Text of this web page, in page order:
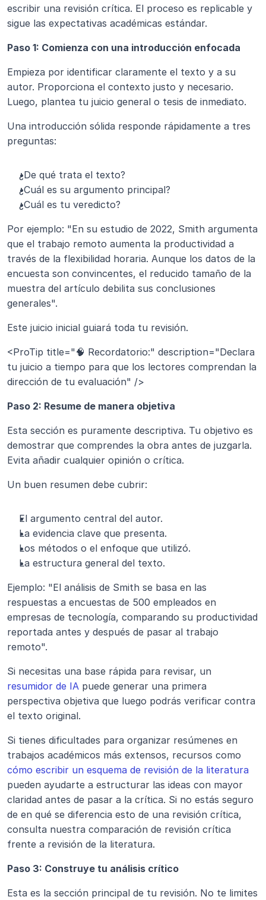
escribir una revisión crítica. El proceso es replicable y
sigue las expectativas académicas estándar.
Paso 1: Comienza con una introducción enfocada
Empieza por identificar claramente el texto y a su
autor. Proporciona el contexto justo y necesario.
Luego, plantea tu juicio general o tesis de inmediato.
Una introducción sólida responde rápidamente a tres
preguntas:
¿De qué trata el texto?
¿Cuál es su argumento principal?
¿Cuál es tu veredicto?
Por ejemplo: "En su estudio de 2022, Smith argumenta
que el trabajo remoto aumenta la productividad a
través de la flexibilidad horaria. Aunque los datos de la
encuesta son convincentes, el reducido tamaño de la
muestra del artículo debilita sus conclusiones
generales".
Este juicio inicial guiará toda tu revisión.
<ProTip title="🧠 Recordatorio:" description="Declara
tu juicio a tiempo para que los lectores comprendan la
dirección de tu evaluación" />
Paso 2: Resume de manera objetiva
Esta sección es puramente descriptiva. Tu objetivo es
demostrar que comprendes la obra antes de juzgarla.
Evita añadir cualquier opinión o crítica.
Un buen resumen debe cubrir:
El argumento central del autor.
La evidencia clave que presenta.
Los métodos o el enfoque que utilizó.
La estructura general del texto.
Ejemplo: "El análisis de Smith se basa en las
respuestas a encuestas de 500 empleados en
empresas de tecnología, comparando su productividad
reportada antes y después de pasar al trabajo
remoto".
resumidor de IA puede generar una primera
perspectiva objetiva que luego podrás verificar contra
el texto original.
Si tienes dificultades para organizar resúmenes en
cómo escribir un esquema de revisión de la literatura
pueden ayudarte a estructurar las ideas con mayor
claridad antes de pasar a la crítica. Si no estás seguro
de en qué se diferencia esto de una revisión crítica,
consulta nuestra comparación de revisión crítica
frente a revisión de la literatura.
Paso 3: Construye tu análisis crítico
Esta es la sección principal de tu revisión. No te limites